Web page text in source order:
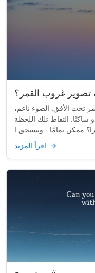
تصوير غروب القمر؟
تحت الأفق. الضوء ناعم،
التقاط تلك اللحظة
→